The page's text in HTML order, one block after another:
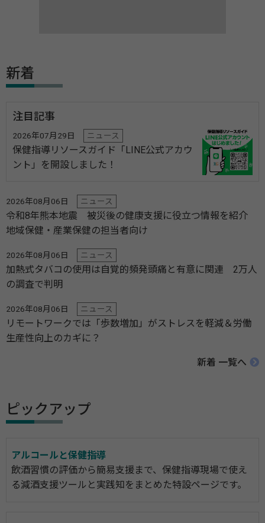
新着
注目記事
2026年07月29日 ニュース
保健指導リソースガイド「LINE公式アカウ
ント」を開設しました！
2026年08月06日 ニュース
令和8年熊本地震 被災後の健康支援に役立つ情報を紹介
地域保健・産業保健の担当者向け
2026年08月06日 ニュース
加熱式タバコの使用は自覚的頻発頭痛と有意に関連 2万人
の調査で判明
2026年08月06日 ニュース
リモートワークでは「歩数増加」がストレスを軽減＆労働
生産性向上のカギに？
新着 一覧へ
ピックアップ
アルコールと保健指導
飲酒習慣の評価から簡易支援まで、保健指導現場で使え
る減酒支援ツールと実践知をまとめた特設ページです。